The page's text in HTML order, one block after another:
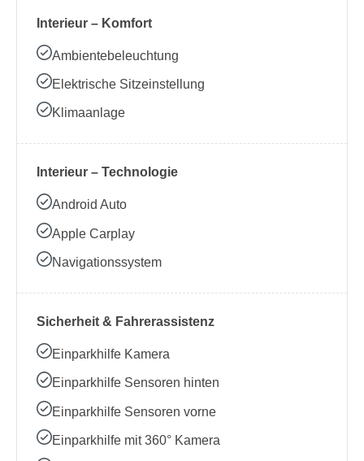
Interieur – Komfort
Ambientebeleuchtung
Elektrische Sitzeinstellung
Klimaanlage
Interieur – Technologie
Android Auto
Apple Carplay
Navigationssystem
Sicherheit & Fahrerassistenz
Einparkhilfe Kamera
Einparkhilfe Sensoren hinten
Einparkhilfe Sensoren vorne
Einparkhilfe mit 360° Kamera